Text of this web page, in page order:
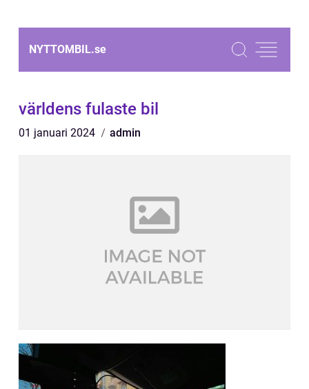
NYTTOMBIL.se
världens fulaste bil
01 januari 2024 admin